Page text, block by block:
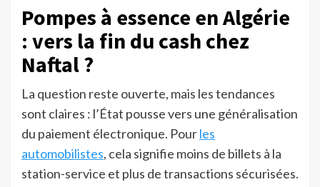
Pompes à essence en Algérie
: vers la fin du cash chez
Naftal ?
La question reste ouverte, mais les tendances
sont claires : l’État pousse vers une généralisation
du paiement électronique. Pourles
automobilistes, cela signifie moins de billets à la
station-service et plus de transactions sécurisées.